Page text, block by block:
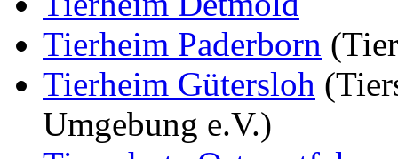
Tierheim Paderborn
Tierheim Gütersloh
Umgebung e.V.)